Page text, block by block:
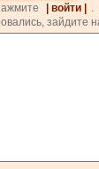
| войти |
.
зайдите